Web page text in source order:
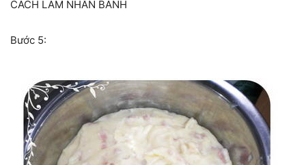
CÁCH LÀM NHÂN BÁNH
Bước 5: